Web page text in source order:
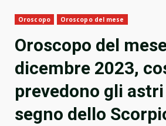
Oroscopo Oroscopo del mese
Oroscopo del
dicembre 2023,
prevedono gli
segno dello